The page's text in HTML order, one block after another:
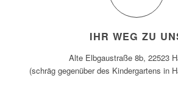
IHR WEG ZU
Alte Elbgaustraße 8b, 22523
(schräg gegenüber des Kindergartens in